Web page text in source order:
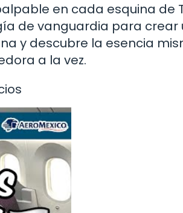
en cada esquina de
de vanguardia para crear
y descubre la esencia
a la vez.